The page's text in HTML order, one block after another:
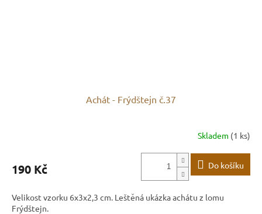
Achát - Frýdštejn č.37
Skladem (1 ks)
190 Kč Do košíku
Velikost vzorku 6x3x2,3 cm. Leštěná ukázka achátu z lomu
Frýdštejn.